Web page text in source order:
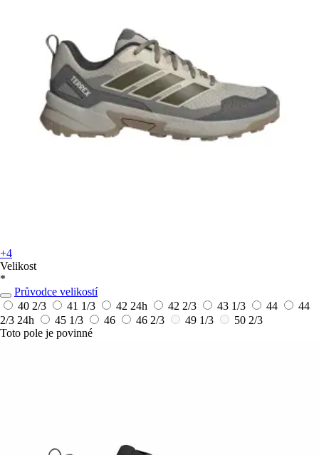
+4
Velikost
*
Průvodce velikostí
40 2/3
41 1/3 42 24h 42 2/3 43 1/3 44
44
2/3 24h 45 1/3 46 46 2/3 49 1/3
50 2/3
Toto pole je povinné